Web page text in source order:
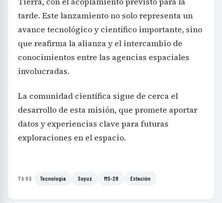
tarde. Este lanzamiento no solo representa un
avance tecnológico y científico importante, sino
que reafirma la alianza y el intercambio de
conocimientos entre las agencias espaciales
involucradas.
La comunidad científica sigue de cerca el
desarrollo de esta misión, que promete aportar
datos y experiencias clave para futuras
exploraciones en el espacio.
TAGS Tecnología Soyuz MS-29 Estación